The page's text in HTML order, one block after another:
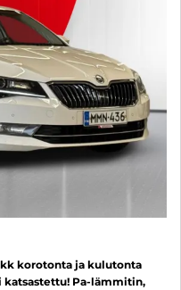
kk korotonta ja kulutonta
katsastettu! Pa-lämmitin,